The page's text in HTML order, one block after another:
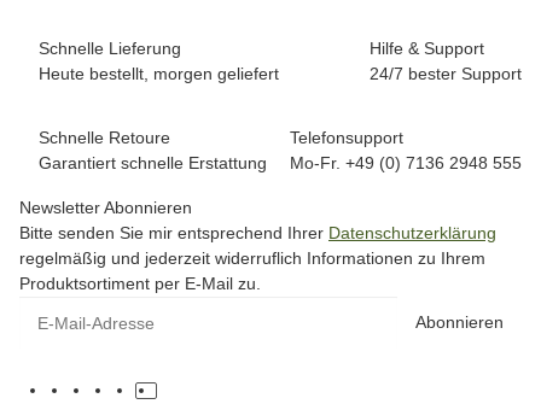
Schnelle Lieferung
Heute bestellt, morgen geliefert
Hilfe & Support
24/7 bester Support
Schnelle Retoure
Garantiert schnelle Erstattung
Telefonsupport
Mo-Fr. +49 (0) 7136 2948 555
Newsletter Abonnieren
Bitte senden Sie mir entsprechend Ihrer Datenschutzerklärung
regelmäßig und jederzeit widerruflich Informationen zu Ihrem
Produktsortiment per E-Mail zu.
Abonnieren